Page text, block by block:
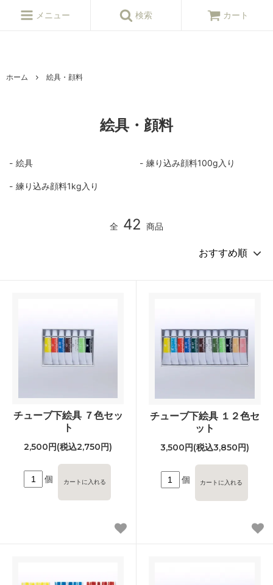
ョップ
メニュー 検索 カート
ホーム 絵具・顔料
絵具・顔料
絵具 練り込み顔料100g入り
練り込み顔料1kg入り
全 42 商品
チューブ下絵具 ７色セッ
ト
2,500円(税込2,750円)
個
チューブ下絵具 １２色セ
ット
3,500円(税込3,850円)
個